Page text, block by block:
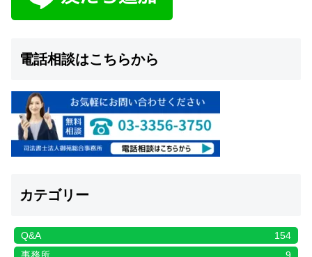
電話相談はこちらから
カテゴリー
Q&A
154
事務所
9